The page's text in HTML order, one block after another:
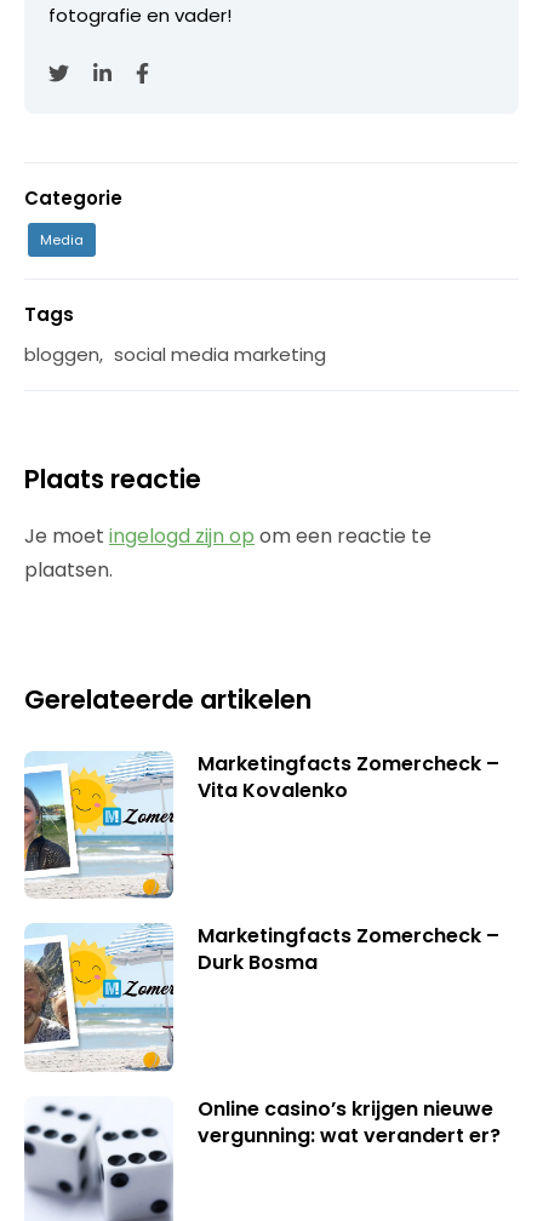
fotografie en vader!
Categorie
Media
Tags
bloggen, social media marketing
Plaats reactie
Je moet ingelogd zijn op om een reactie te
plaatsen.
Gerelateerde artikelen
Marketingfacts Zomercheck –
Vita Kovalenko
Marketingfacts Zomercheck –
Durk Bosma
Online casino’s krijgen nieuwe
vergunning: wat verandert er?